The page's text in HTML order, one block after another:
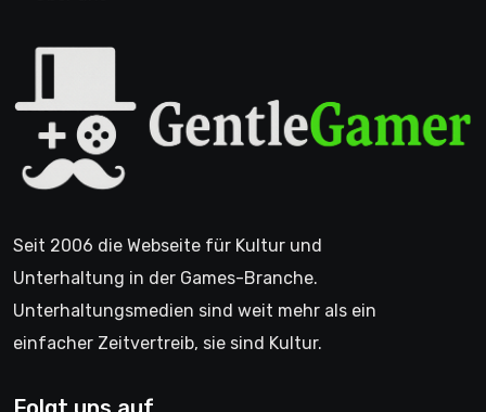
Seit 2006 die Webseite für Kultur und
Unterhaltung in der Games-Branche.
Unterhaltungsmedien sind weit mehr als ein
einfacher Zeitvertreib, sie sind Kultur.